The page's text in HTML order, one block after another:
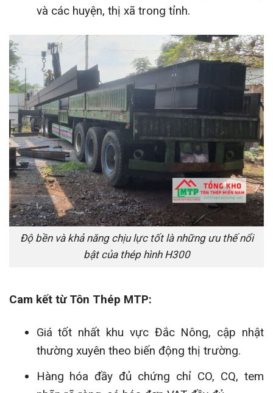
và các huyện, thị xã trong tỉnh.
Độ bền và khả năng chịu lực tốt là những ưu thế nổi
bật của thép hình H300
Cam kết từ Tôn Thép MTP:
Giá tốt nhất khu vực Đắc Nông, cập nhật
thường xuyên theo biến động thị trường.
Hàng hóa đầy đủ chứng chỉ CO, CQ, tem